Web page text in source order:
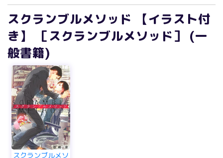
スクランブルメソッド 【イラスト付
き】 ［スクランブルメソッド］ (一
般書籍)
スクランブルメソ